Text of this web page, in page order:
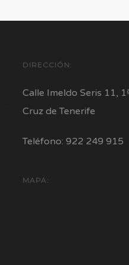
DIRECCIÓN:
Calle Imeldo Seris 11,
Cruz de Tenerife
Teléfono: 922 249 915
MAPA: